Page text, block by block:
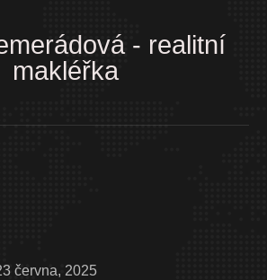
- realitní
makléřka
června, 2025